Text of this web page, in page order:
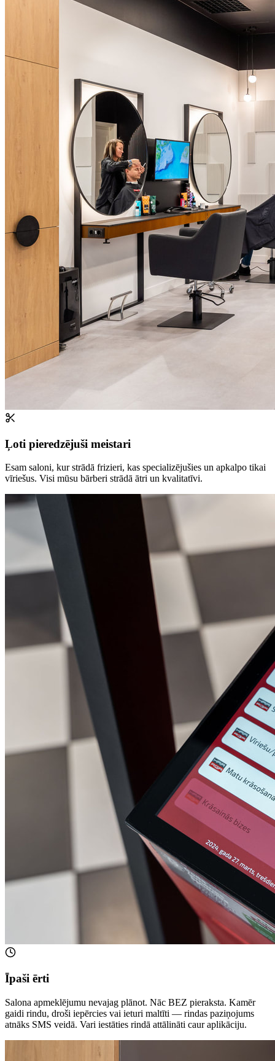
Ļoti pieredzējuši meistari
Esam saloni, kur strādā frizieri, kas specializējušies un apkalpo tikai
vīriešus. Visi mūsu bārberi strādā ātri un kvalitatīvi.
Īpaši ērti
Salona apmeklējumu nevajag plānot. Nāc BEZ pieraksta. Kamēr
gaidi rindu, droši iepērcies vai ieturi maltīti — rindas paziņojums
atnāks SMS veidā. Vari iestāties rindā attālināti caur aplikāciju.